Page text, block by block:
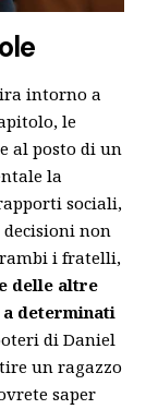
intorno a
le
al posto di un
la
sociali,
non
i fratelli,
delle altre
determinati
di Daniel
un ragazzo
saper